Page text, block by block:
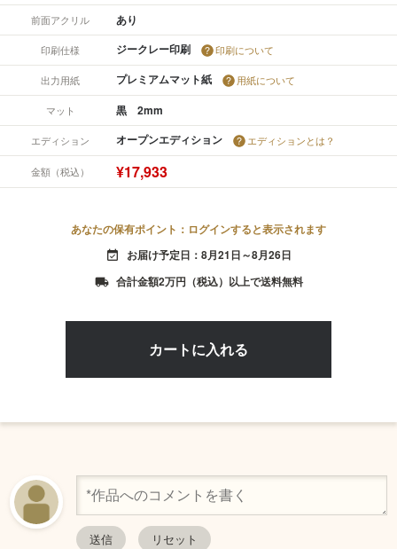
前面アクリル あり
印刷仕様 ジークレー印刷 印刷について
出力用紙 プレミアムマット紙 用紙について
マット 黒 2mm
エディション オープンエディション エディションとは？
金額（税込） ¥17,933
あなたの保有ポイント：ログインすると表示されます
event_available お届け予定日：8月21日～8月26日
local_shipping 合計金額2万円（税込）以上で送料無料